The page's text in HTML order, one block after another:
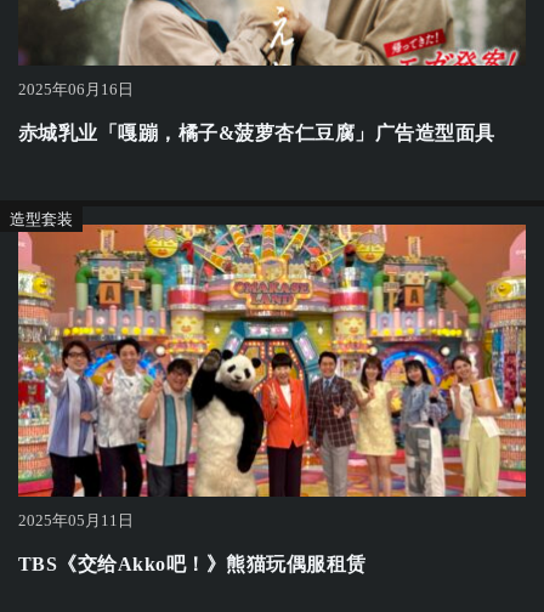
2025年06月16日
赤城乳业「嘎蹦，橘子&菠萝杏仁豆腐」广告造型面具
2025年05月11日
造型套装
TBS《交给Akko吧！》熊猫玩偶服租赁